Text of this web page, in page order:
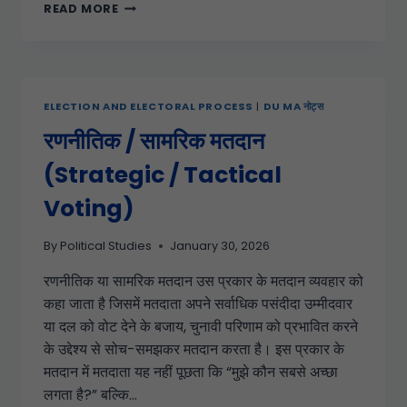
READ MORE
ELECTION AND ELECTORAL PROCESS | DU MA नोट्स
रणनीतिक / सामरिक मतदान
(Strategic / Tactical
Voting)
By Political Studies January 30, 2026
रणनीतिक या सामरिक मतदान उस प्रकार के मतदान व्यवहार को
कहा जाता है जिसमें मतदाता अपने सर्वाधिक पसंदीदा उम्मीदवार
या दल को वोट देने के बजाय, चुनावी परिणाम को प्रभावित करने
के उद्देश्य से सोच-समझकर मतदान करता है। इस प्रकार के
मतदान में मतदाता यह नहीं पूछता कि “मुझे कौन सबसे अच्छा
लगता है?” बल्कि…